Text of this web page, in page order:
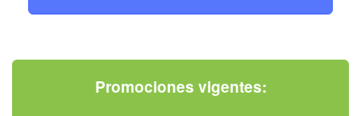
Promociones vigentes: